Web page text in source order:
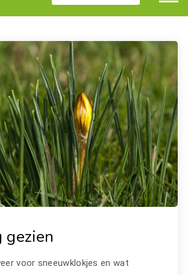
gezien
voor sneeuwklokjes en wat